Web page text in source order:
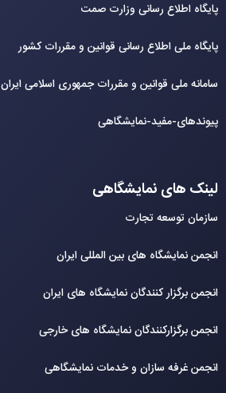
پایگاه اطلاع رسانی وزارت صمت
پایگاه ملی اطلاع رسانی قوانین و مقررات کشور
سامانه ملی قوانین و مقررات جمهوری اسلامی ایران
پیوندهای-مفید-نمایشگاهی
لینک های نمایشگاهی
سازمان توسعه تجارت
انجمن نمایشگاه های بین المللی ایران
انجمن برگزار کنندگان نمایشگاه های ایران
انجمن برگزارکنندگان نمایشگاه های خارجی
انجمن غرفه سازان و خدمات نمایشگاهی